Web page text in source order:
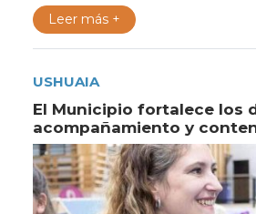
Leer más +
USHUAIA
El Municipio fortalece los
acompañamiento y